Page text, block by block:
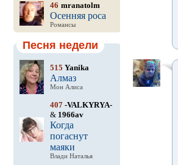
46 mranatolm
Осенняя роса
Романсы
Песня недели
515 Yanika
Алмаз
Мон Алиса
407-VALKYRYA-
& 1966av
Когда
погаснут
маяки
Влади Наталья